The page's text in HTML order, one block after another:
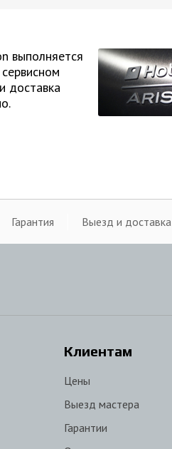
выполняется
доставка
Гарантия Выезд и доставка
Клиентам
Цены
Выезд мастера
Гарантии